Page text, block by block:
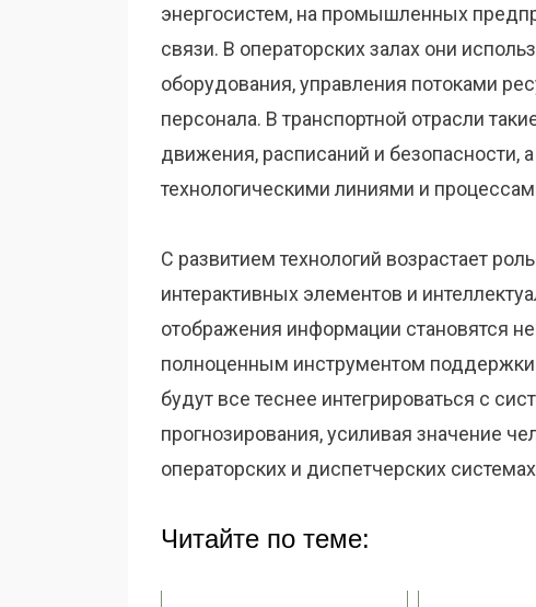
энергосистем, на промышленных
связи. В операторских залах они
оборудования, управления потоками
персонала. В транспортной отрасли
движения, расписаний и
технологическими линиями и
С развитием технологий возрастает
интерактивных элементов и
отображения информации становятся
полноценным инструментом
будут все теснее интегрироваться с
прогнозирования, усиливая значение
операторских и диспетчерских
Читайте по теме: